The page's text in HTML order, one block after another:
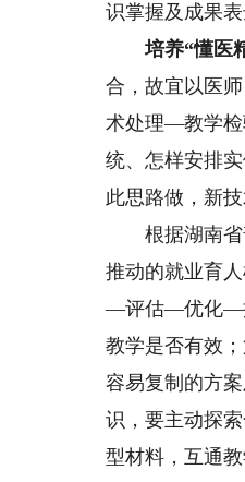
识掌握及成果表
培养“懂医精
合，故宜以医
术处理—教学检
统、怎样安排
此思路做，新
根据湖南省普
推动的就业育
—评估—优化—
教学是否有效
容易复制的方
识，要主动探
型材料，互通